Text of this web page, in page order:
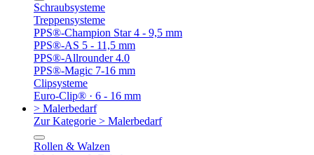
Schraubsysteme
Treppensysteme
PPS®-Champion Star 4 - 9,5 mm
PPS®-AS 5 - 11,5 mm
PPS®-Allrounder 4.0
PPS®-Magic 7-16 mm
Clipsysteme
Euro-Clip® · 6 - 16 mm
> Malerbedarf
Zur Kategorie > Malerbedarf
Rollen & Walzen